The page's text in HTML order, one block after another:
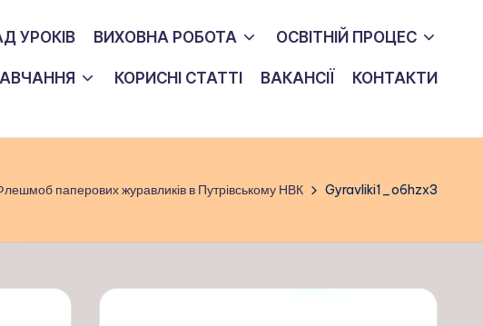
УРОКІВ ВИХОВНА РОБОТА ОСВІТНІЙ ПРОЦЕС
КОРИСНІ СТАТТІ ВАКАНСІЇ
КОНТАКТИ
паперових журавликів в Путрівському НВК Gyravliki1_o6hzx3